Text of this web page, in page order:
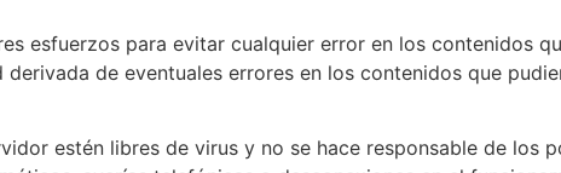
esfuerzos para evitar cualquier error en los contenidos
de eventuales errores en los contenidos que
estén libres de virus y no se hace responsable de los